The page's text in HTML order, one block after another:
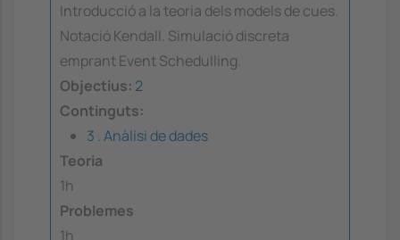
Introducció a la teoria dels models de cues.
Notació Kendall. Simulació discreta
emprant Event Schedulling.
Objectius: 2
Continguts:
3 . Anàlisi de dades
Teoria
1h
Problemes
1h